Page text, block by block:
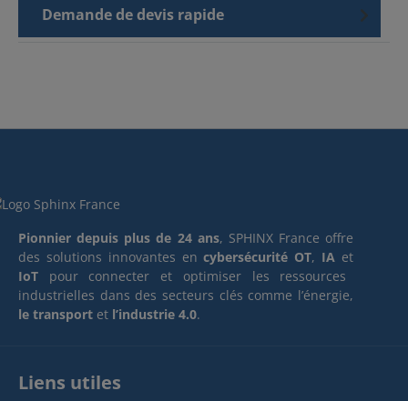
Demande de devis rapide
Pionnier depuis plus de 24 ans, SPHINX France offre
des solutions innovantes encybersécurité OT, IA et
IoT pour connecter et optimiser les ressources
industrielles dans des secteurs clés comme l’énergie,
le transport et l’industrie 4.0.
Liens utiles